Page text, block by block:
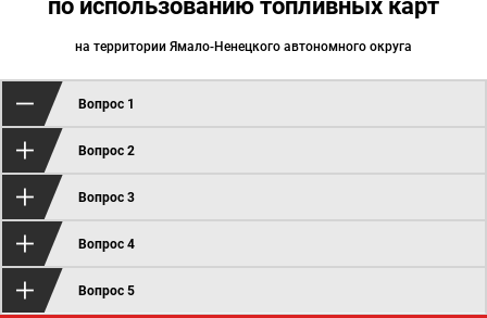
по использованию топливных карт
на территории Ямало-Ненецкого автономного округа
Вопрос 1
Вопрос 2
Вопрос 3
Вопрос 4
Вопрос 5